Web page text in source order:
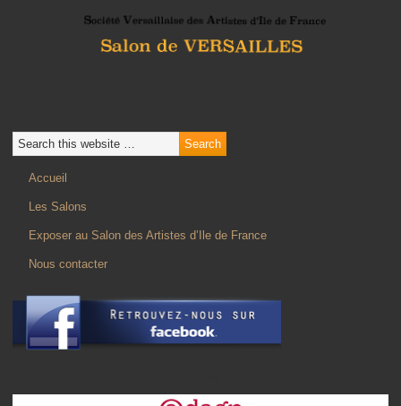
Accueil
Les Salons
Exposer au Salon des Artistes d’Ile de France
Nous contacter